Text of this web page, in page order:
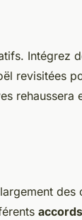
Intégrez
revisitées
rehaussera
des